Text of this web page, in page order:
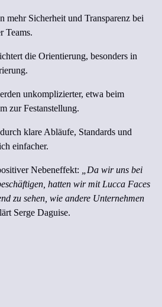
mehr Sicherheit und Transparenz bei
Teams.
die Orientierung, besonders in
unkomplizierter, etwa beim
zur Festanstellung.
klare Abläufe, Standards und
einfacher.
Nebeneffekt:
„Da wir uns bei
hatten wir mit Lucca Faces
zu sehen, wie andere Unternehmen
Serge Daguise.